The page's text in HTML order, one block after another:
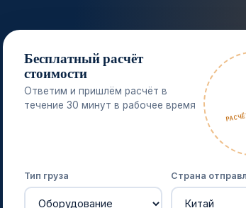
Бесплатный расчёт
стоимости
Ответим и пришлём расчёт в
течение 30 минут в рабочее время
Тип груза Страна